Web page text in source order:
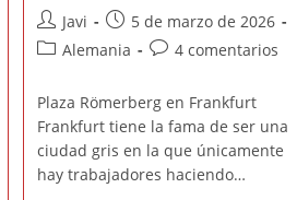
Autor
de
Javi
Publicación
de
5 de marzo de 2026
Categoría
la
entrada:
Alemania
Comentarios
la
entrada:
4 comentarios
Plaza Römerberg en Frankfurt
Frankfurt tiene la fama de ser una
ciudad gris en la que únicamente
hay trabajadores haciendo…